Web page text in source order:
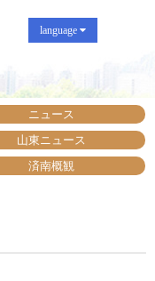
language
ニュース
山東ニュース
済南概観